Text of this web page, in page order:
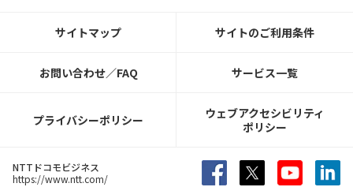
サイトマップ サイトのご利用条件
お問い合わせ／FAQ サービス一覧
プライバシーポリシー
ウェブアクセシビリティ
ポリシー
NTTドコモビジネス
https://www.ntt.com/